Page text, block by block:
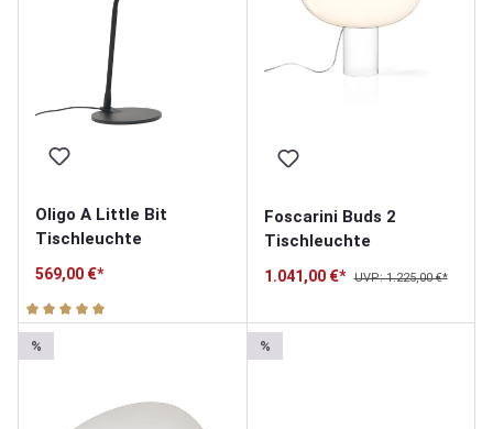
Oligo A Little Bit
Tischleuchte
569,00 €*
Durchschnittliche Bewertung von 5 von 5 Sternen
Foscarini Buds 2
Tischleuchte
1.041,00 €* UVP: 1.225,00 €*
% %